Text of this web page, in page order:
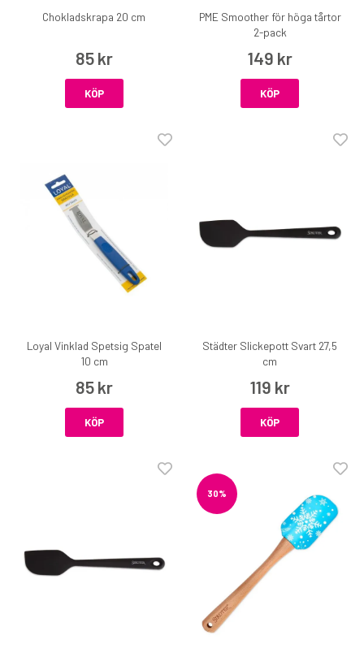
Chokladskrapa 20 cm
85 kr
KÖP
PME Smoother för höga tårtor
2-pack
149 kr
KÖP
Loyal Vinklad Spetsig Spatel
10 cm
85 kr
KÖP
Städter Slickepott Svart 27,5
cm
119 kr
KÖP
30%